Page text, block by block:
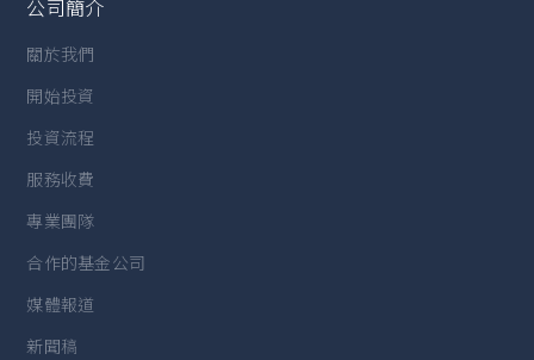
公司簡介
關於我們
開始投資
投資流程
服務收費
專業團隊
合作的基金公司
媒體報道
新聞稿